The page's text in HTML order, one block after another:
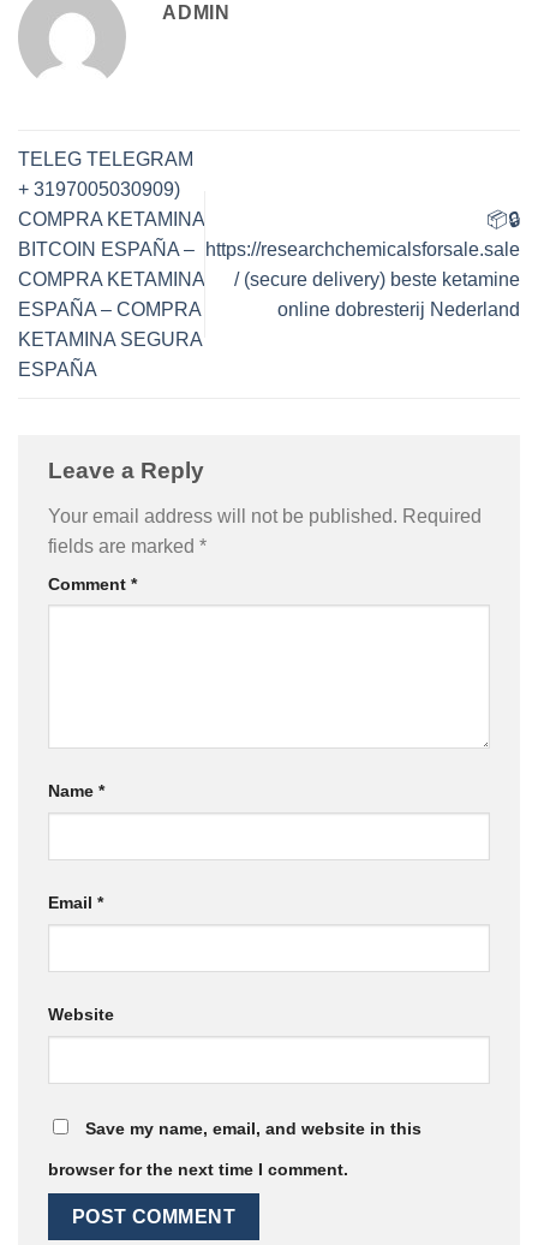
ADMIN
TELEG TELEGRAM
+ 3197005030909)
COMPRA KETAMINA
BITCOIN ESPAÑA –
COMPRA KETAMINA
ESPAÑA – COMPRA
KETAMINA SEGURA
ESPAÑA
📦🔒
https://researchchemicalsforsale.sale
/ (secure delivery) beste ketamine
online dobresterij Nederland
Leave a Reply
Your email address will not be published. Required
fields are marked *
Comment *
Name *
Email *
Website
Save my name, email, and website in this
browser for the next time I comment.